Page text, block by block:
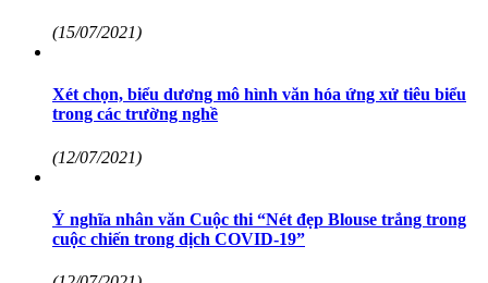
(15/07/2021)
Xét chọn, biểu dương mô hình văn hóa ứng xử tiêu biểu
trong các trường nghề
(12/07/2021)
Ý nghĩa nhân văn Cuộc thi “Nét đẹp Blouse trắng trong
cuộc chiến trong dịch COVID-19”